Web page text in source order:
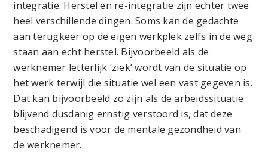
integratie. Herstel en re-integratie zijn echter twee
heel verschillende dingen. Soms kan de gedachte
aan terugkeer op de eigen werkplek zelfs in de weg
staan aan echt herstel. Bijvoorbeeld als de
werknemer letterlijk ‘ziek’ wordt van de situatie op
het werk terwijl die situatie wel een vast gegeven is.
Dat kan bijvoorbeeld zo zijn als de arbeidssituatie
blijvend dusdanig ernstig verstoord is, dat deze
beschadigend is voor de mentale gezondheid van
de werknemer.